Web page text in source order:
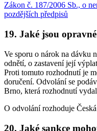
Zákon č. 187/2006 Sb., o
pozdějších předpisů
19. Jaké jsou
Ve sporu o nárok na dávku
odnětí, o zastavení její
Proti tomuto rozhodnutí je
doručení. Odvolání se
Brno, která rozhodnutí
O odvolání rozhoduje
20. Jaké sankce